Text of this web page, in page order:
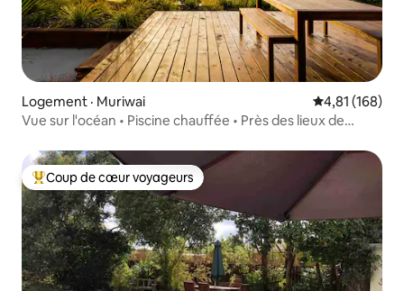
Logement · Muriwai Note
4,81 (168)
Vue sur l'océan • Piscine chauffée • Près des lieux de
Coup de cœur voyageurs parmi les plus aimés
Coup de cœur voyageurs